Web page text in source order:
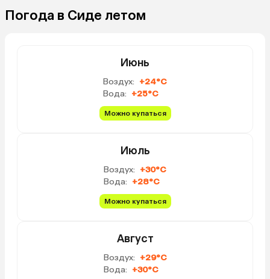
Погода в Сиде летом
Июнь
Воздух: +24°C
Вода: +25°C
Можно купаться
Июль
Воздух: +30°C
Вода: +28°C
Можно купаться
Август
Воздух: +29°C
Вода: +30°C